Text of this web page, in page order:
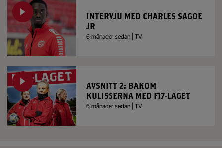
INTERVJU MED CHARLES SAGOE
JR
6 månader sedan | TV
AVSNITT 2: BAKOM
KULISSERNA MED F17-LAGET
6 månader sedan | TV